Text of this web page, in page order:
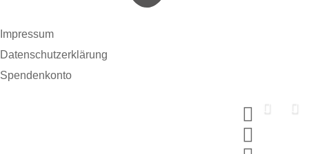
Impressum
Datenschutzerklärung
Spendenkonto